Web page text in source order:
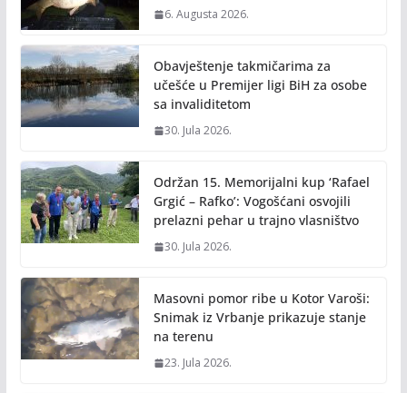
6. Augusta 2026.
Obavještenje takmičarima za
učešće u Premijer ligi BiH za osobe
sa invaliditetom
30. Jula 2026.
Održan 15. Memorijalni kup ‘Rafael
Grgić – Rafko’: Vogošćani osvojili
prelazni pehar u trajno vlasništvo
30. Jula 2026.
Masovni pomor ribe u Kotor Varoši:
Snimak iz Vrbanje prikazuje stanje
na terenu
23. Jula 2026.